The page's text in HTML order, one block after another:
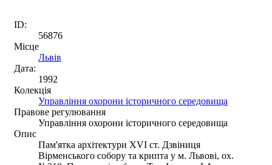
ID:
56876
Місце
Львів
Дата:
1992
Колекція
Управління охорони історичного середовища
Правове регулювання
Управління охорони історичного середовища
Опис
Пам'ятка архітектури XVI ст. Дзвіниця
Вірменського собору та крипта у м. Львові, ох.